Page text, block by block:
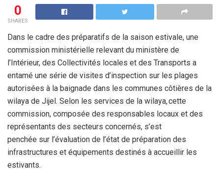
0
SHARES
Dans le cadre des préparatifs de la saison estivale, une
commission ministérielle relevant du ministère de
l’Intérieur, des Collectivités locales et des Transports a
entamé une série de visites d’inspection sur les plages
autorisées à la baignade dans les communes côtières de la
wilaya de Jijel. Selon les services de la wilaya, cette
commission, composée des responsables locaux et des
représentants des secteurs concernés, s’est
penchée sur l’évaluation de l’état de préparation des
infrastructures et équipements destinés à accueillir les
estivants.